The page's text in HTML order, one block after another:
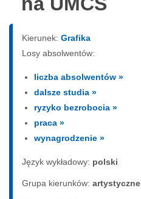
Kierunek: Grafika
Losy absolwentów:
liczba absolwentów »
dalsze studia »
ryzyko bezrobocia »
praca »
wynagrodzenie »
Język wykładowy: polski
Grupa kierunków: artystyczne